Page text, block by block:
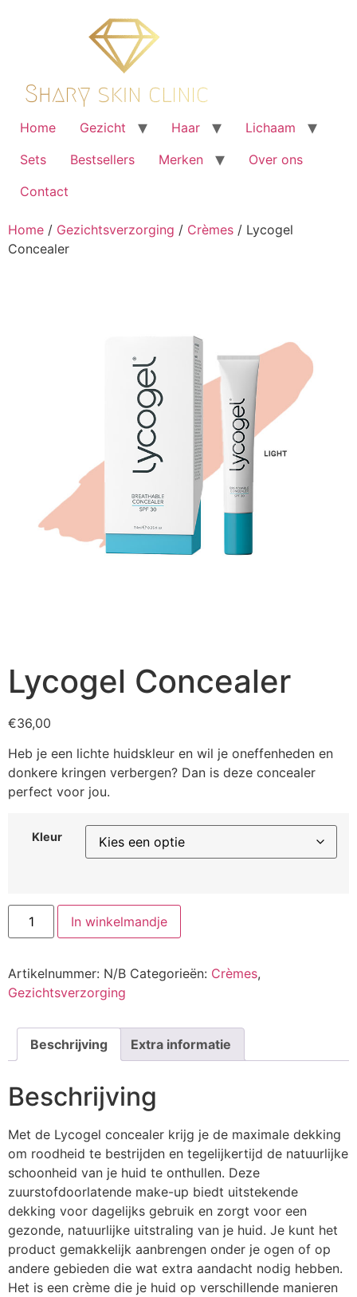
Home Gezicht Haar
Lichaam
Sets
Bestsellers Merken
Over ons
Contact
Home / Gezichtsverzorging / Crèmes / Lycogel
Concealer
Lycogel Concealer
€36,00
Heb je een lichte huidskleur en wil je oneffenheden en
donkere kringen verbergen? Dan is deze concealer
perfect voor jou.
Kleur
Lycogel
Concealer
aantal
In winkelmandje
Artikelnummer: N/B Categorieën: Crèmes,
Gezichtsverzorging
Beschrijving Extra informatie
Beschrijving
Met de Lycogel concealer krijg je de maximale dekking
om roodheid te bestrijden en tegelijkertijd de natuurlijke
schoonheid van je huid te onthullen. Deze
zuurstofdoorlatende make-up biedt uitstekende
dekking voor dagelijks gebruik en zorgt voor een
gezonde, natuurlijke uitstraling van je huid. Je kunt het
product gemakkelijk aanbrengen onder je ogen of op
andere gebieden die wat extra aandacht nodig hebben.
Het is een crème die je huid op verschillende manieren